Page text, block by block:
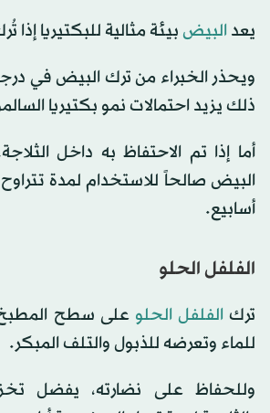
يعد البيضبيئة مثالية للبكتيريا إذا
ويحذر الخبراء من ترك البيض في درجة
ذلك يزيد احتمالات نمو بكتيريا
أما إذا تم الاحتفاظ به داخل
البيض صالحاً للاستخدام لمدة
أسابيع.
الفلفل الحلو
ترك الفلفل الحلو على سطح المطبخ
للماء وتعرضه للذبول والتلف المبكر.
وللحفاظ على نضارته، يفضل